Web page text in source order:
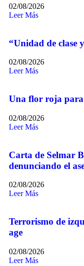
02/08/2026
Leer Más
“Unidad de clase
02/08/2026
Leer Más
Una flor roja
02/08/2026
Leer Más
Carta de Selmar
denunciando el
02/08/2026
Leer Más
Terrorismo de
age
02/08/2026
Leer Más